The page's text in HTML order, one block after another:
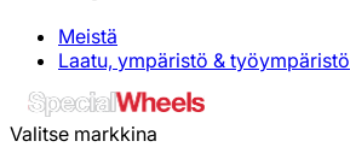
Meistä
Laatu, ympäristö & työympäristö
Valitse markkina